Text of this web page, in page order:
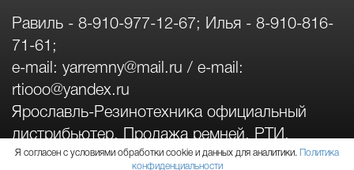
Я согласен с условиями обработки cookie и данных для аналитики.
Политика
конфиденциальности
Равиль - 8-910-977-12-67 ; Илья - 8-910-816-
71-61 ;
e-mail: yarremny@mail.ru / e-mail:
rtiooo@yandex.ru
Ярославль-Резинотехника официальный
дистрибьютер. Продажа ремней, РТИ.
Политика конфиденциальности